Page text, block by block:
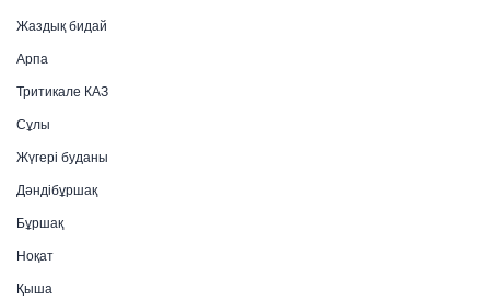
Жаздық бидай
Арпа
Тритикале КАЗ
Сұлы
Жүгері буданы
Дәндібұршақ
Бұршақ
Ноқат
Қыша